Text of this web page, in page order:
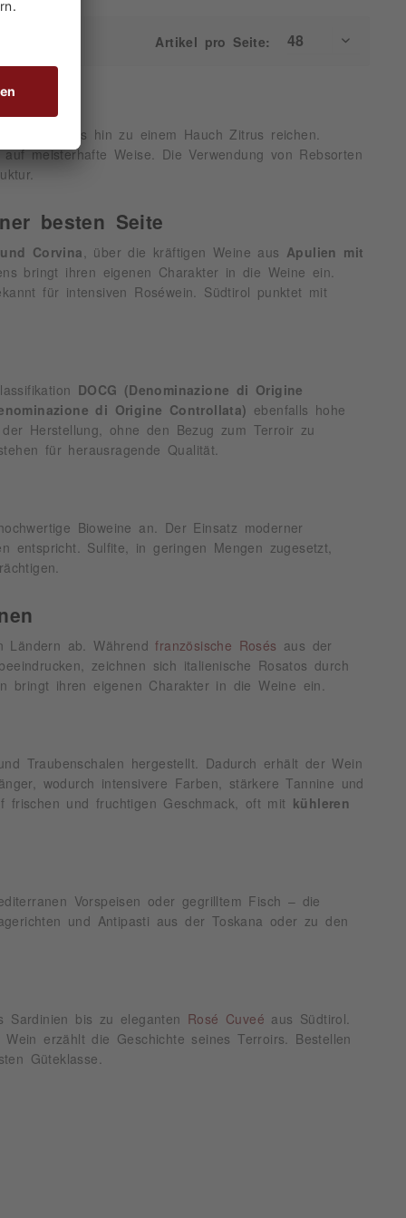
Artikel pro Seite:
bis hin zu einem Hauch Zitrus reichen.
meisterhafte Weise. Die Verwendung von Rebsorten
besten Seite
Corvina , über die kräftigen Weine aus Apulien mit
bringt ihren eigenen Charakter in die Weine ein.
für intensiven Roséwein. Südtirol punktet mit
DOCG (Denominazione di Origine
di Origine Controllata)
ebenfalls hohe
Herstellung, ohne den Bezug zum Terroir zu
für herausragende Qualität.
Bioweine an. Der Einsatz moderner
entspricht. Sulfite, in geringen Mengen zugesetzt,
Ländern ab. Währendfranzösische Rosés aus der
zeichnen sich italienische Rosatos durch
bringt ihren eigenen Charakter in die Weine ein.
Traubenschalen hergestellt. Dadurch erhält der Wein
wodurch intensivere Farben, stärkere Tannine und
frischen und fruchtigen Geschmack, oft mit
kühleren
Vorspeisen oder gegrilltem Fisch – die
und Antipasti aus der Toskana oder zu den
Sardinien bis zu eleganten Rosé Cuveé aus Südtirol.
erzählt die Geschichte seines Terroirs. Bestellen
Güteklasse.